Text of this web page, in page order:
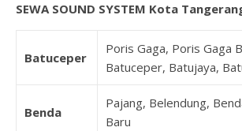
SEWA SOUND SYSTEM Kota
Batuceper
Poris Gaga, Poris Gaga
Batuceper, Batujaya,
Benda
Pajang, Belendung,
Baru